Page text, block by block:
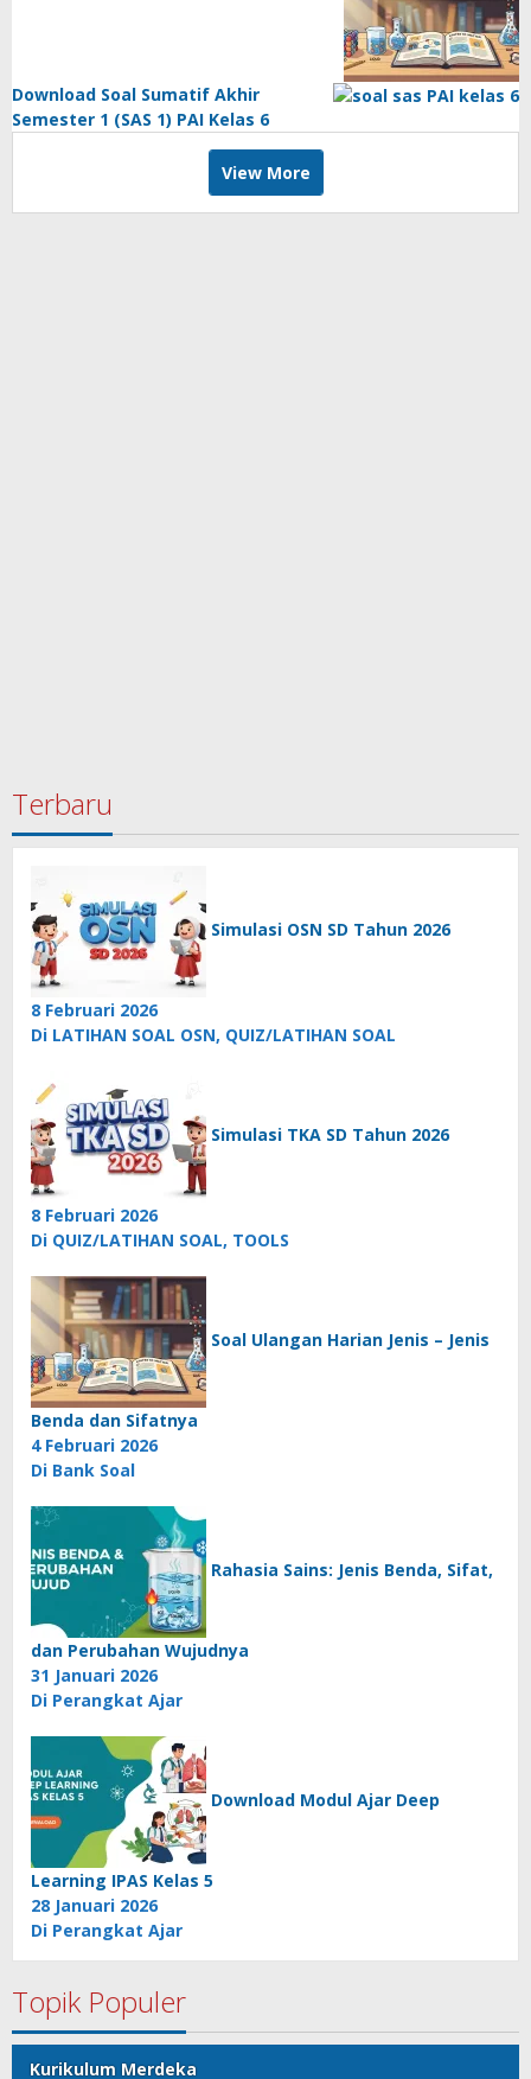
Download Soal Sumatif Akhir
Semester 1 (SAS 1) PAI Kelas 6
View More
Terbaru
Simulasi OSN SD Tahun 2026
8 Februari 2026
Di LATIHAN SOAL OSN, QUIZ/LATIHAN SOAL
Simulasi TKA SD Tahun 2026
8 Februari 2026
Di QUIZ/LATIHAN SOAL, TOOLS
Soal Ulangan Harian Jenis – Jenis
Benda dan Sifatnya
4 Februari 2026
Di Bank Soal
Rahasia Sains: Jenis Benda, Sifat,
dan Perubahan Wujudnya
31 Januari 2026
Di Perangkat Ajar
Download Modul Ajar Deep
Learning IPAS Kelas 5
28 Januari 2026
Di Perangkat Ajar
Topik Populer
Kurikulum Merdeka